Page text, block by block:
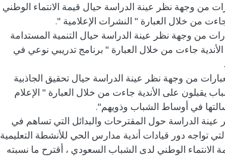
من وجهة نظر عينة الدراسة حيال قيمة الانتماء الوطني
من وجهة نظر عينة الدراسة حيال التنمية المستدامة
جاءت من خلال العبارة " برنامج تدريبي نوعي في
من وجهة نظر عينة الدراسة حيال تحقيق الجاذبية
يقبلون على الأندية جاءت من خلال العبارة " الإعلام
الدراسة حول المقترحات والبدائل التي تساهم في
تواجه دور قيادات أندية مدارس الحي للأنشطة التعليمية
الانتماء الوطني لدى الشباب السعودي ، أقترح ما نسبته